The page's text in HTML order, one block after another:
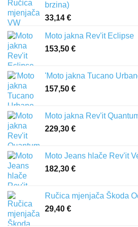
brzina)
33,14 €
Moto jakna Rev'it Eclipse
153,50 €
'Moto jakna Tucano
157,50 €
Moto jakna Rev'it
229,30 €
Moto Jeans hlače Rev'it
182,30 €
Ručica mjenjača Škoda
29,40 €